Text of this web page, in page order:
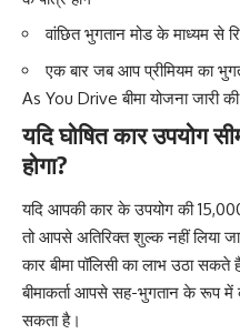
वांछित भुगतान मोड के माध्यम से
एक बार जब आप प्रीमियम का
As You Drive बीमा योजना जारी
यदि घोषित कार उपयोग
होगा?
यदि आपकी कार के उपयोग की 15,000
तो आपसे अतिरिक्त शुल्क नहीं लिया
कार बीमा पॉलिसी का लाभ उठा सकते
बीमाकर्ता आपसे सह-भुगतान के रूप
सकता है।